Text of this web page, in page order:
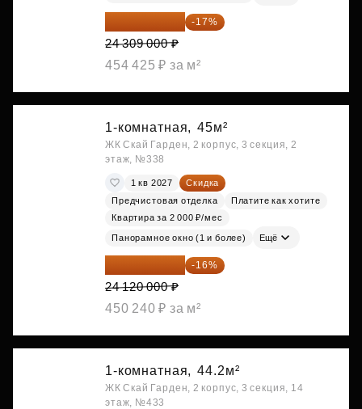
20 176 470 ₽ -17%
24 309 000 ₽
454 425 ₽ за м²
1-комнатная, 45м²
ЖК Скай Гарден, 2 корпус, 3 секция, 2
этаж, №338
1 кв 2027
Скидка
Предчистовая отделка
Платите как хотите
Квартира за 2 000 ₽/мес
Панорамное окно (1 и более) Ещё
20 260 800 ₽ -16%
24 120 000 ₽
450 240 ₽ за м²
1-комнатная, 44.2м²
ЖК Скай Гарден, 2 корпус, 3 секция, 14
этаж, №433